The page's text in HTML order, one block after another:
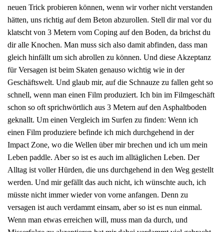
neuen Trick probieren können, wenn wir vorher nicht verstanden
hätten, uns richtig auf dem Beton abzurollen. Stell dir mal vor du
klatscht von 3 Metern vom Coping auf den Boden, da brichst du
dir alle Knochen. Man muss sich also damit abfinden, dass man
gleich hinfällt um sich abrollen zu können. Und diese Akzeptanz
für Versagen ist beim Skaten genauso wichtig wie in der
Geschäftswelt. Und glaub mir, auf die Schnauze zu fallen geht so
schnell, wenn man einen Film produziert. Ich bin im Filmgeschäft
schon so oft sprichwörtlich aus 3 Metern auf den Asphaltboden
geknallt. Um einen Vergleich im Surfen zu finden: Wenn ich
einen Film produziere befinde ich mich durchgehend in der
Impact Zone, wo die Wellen über mir brechen und ich um mein
Leben paddle. Aber so ist es auch im alltäglichen Leben. Der
Alltag ist voller Hürden, die uns durchgehend in den Weg gestellt
werden. Und mir gefällt das auch nicht, ich wünschte auch, ich
müsste nicht immer wieder von vorne anfangen. Denn zu
versagen ist auch verdammt einsam, aber so ist es nun einmal.
Wenn man etwas erreichen will, muss man da durch, und